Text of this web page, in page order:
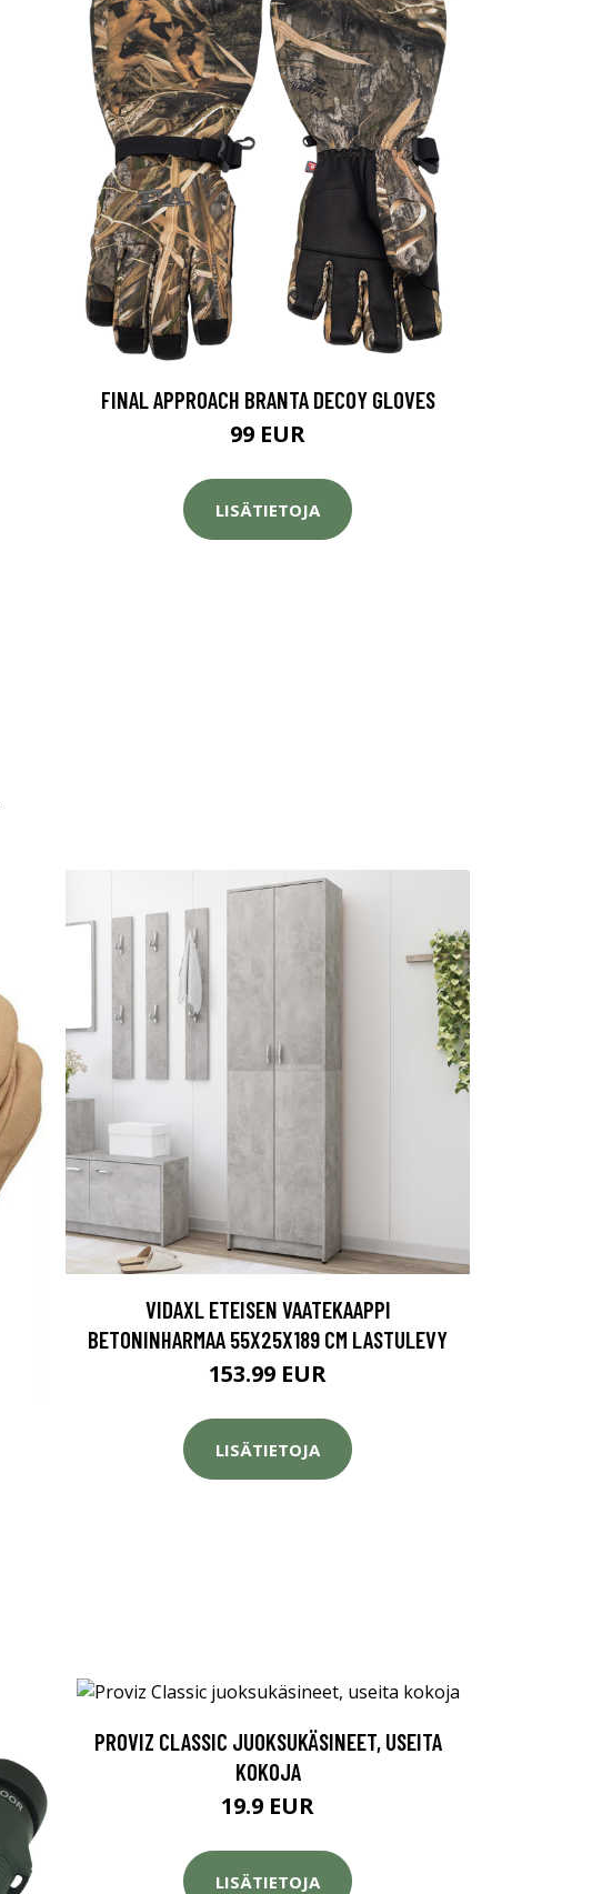
FINAL APPROACH BRANTA DECOY GLOVES
99 EUR
LISÄTIETOJA
VIDAXL ETEISEN VAATEKAAPPI
BETONINHARMAA 55X25X189 CM LASTULEVY
153.99 EUR
LISÄTIETOJA
PROVIZ CLASSIC JUOKSUKÄSINEET, USEITA
KOKOJA
19.9 EUR
LISÄTIETOJA